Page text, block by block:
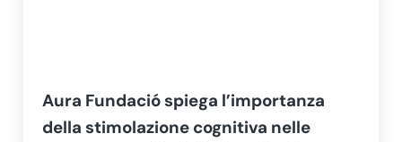
Aura Fundació spiega l’importanza
della stimolazione cognitiva nelle